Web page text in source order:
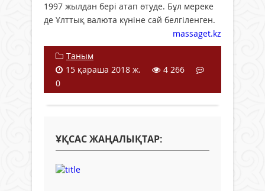
1997 жылдан бері атап өтуде. Бұл мереке
де Ұлттық валюта күніне сай белгіленген.
massaget.kz
Таным
15 қараша 2018 ж.
4 266
0
ҰҚСАС ЖАҢАЛЫҚТАР: